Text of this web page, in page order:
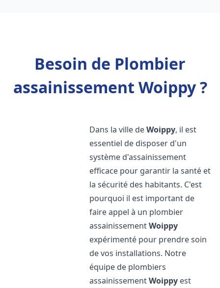
Besoin de Plombier
assainissement Woippy ?
Dans la ville deWoippy, il est
essentiel de disposer d'un
système d'assainissement
efficace pour garantir la santé et
la sécurité des habitants. C'est
pourquoi il est important de
faire appel à un plombier
assainissementWoippy
expérimenté pour prendre soin
de vos installations. Notre
équipe de plombiers
assainissementWoippy est